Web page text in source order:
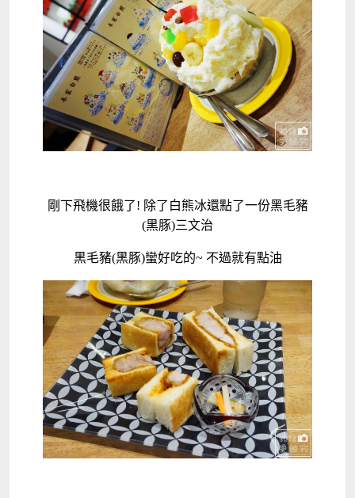
剛下飛機很餓了! 除了白熊冰還點了一份黑毛豬
(黑豚)三文治
黑毛豬(黑豚)蠻好吃的~ 不過就有點油